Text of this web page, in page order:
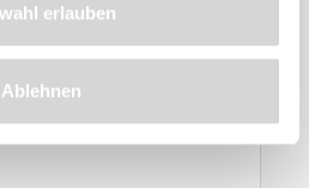
erlauben
Ablehnen
(Art.Nr.